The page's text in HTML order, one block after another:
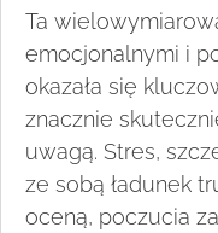
Ta
emocjonalnymi i
okazała się
znacznie
uwagą. Stres,
ze sobą ładunek
oceną, poczucia